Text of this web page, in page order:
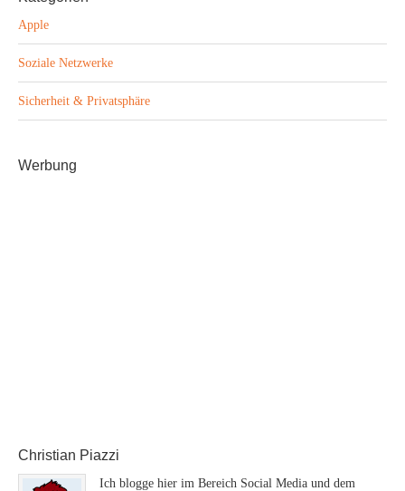
Apple
Soziale Netzwerke
Sicherheit & Privatsphäre
Werbung
Christian Piazzi
Ich blogge hier im Bereich Social Media und dem